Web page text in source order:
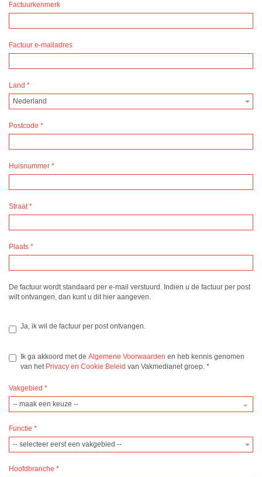
Factuurkenmerk
Factuur e-mailadres
Land *
Nederland
Postcode *
Huisnummer *
Straat*
Plaats *
De factuur wordt standaard per e-mail verstuurd. Indien u de factuur per post
wilt ontvangen, dan kunt u dit hier aangeven.
Ja, ik wil de factuur per post ontvangen.
Ik ga akkoord met de Algemene Voorwaarden en heb kennis genomen
van het Privacy en Cookie Beleid van Vakmedianet groep. *
Vakgebied *
Functie *
-- selecteer eerst een vakgebied --
Hoofdbranche *